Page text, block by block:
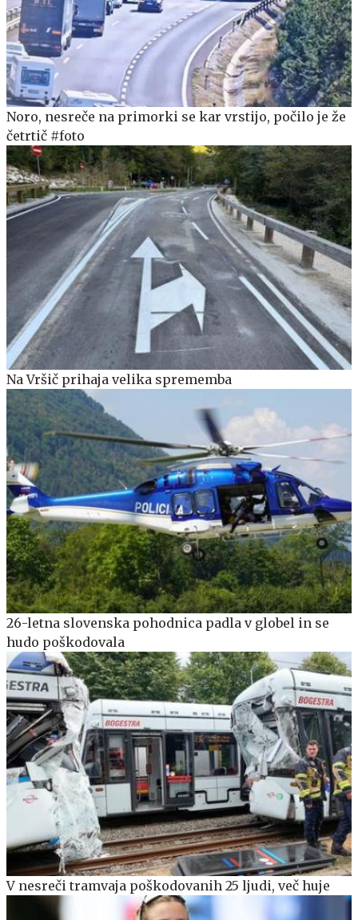
Noro, nesreče na primorki se kar vrstijo, počilo je že
četrtič #foto
Na Vršič prihaja velika sprememba
26-letna slovenska pohodnica padla v globel in se
hudo poškodovala
V nesreči tramvaja poškodovanih 25 ljudi, več huje